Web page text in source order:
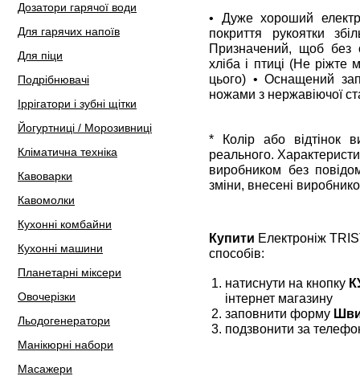
Дозатори гарячої води
Для гарячих напоїв
Для піци
Подрібнювачі
Іррігатори і зубні щітки
Йогуртниці / Морозивниці
Кліматична техніка
Кавоварки
Кавомолки
Кухонні комбайни
Кухонні машини
Планетарні міксери
Овочерізки
Льодогенератори
Манікюрні набори
Масажери
• Дуже хороший
покриття рукоятки
Призначений, щоб без
хліба і птиці (Не
цього) • Оснащений
ножами з нержавіючої
* Колір або відтінок
реального.
виробником без
зміни, внесені
Купити Електроніж
способів:
натиснути на кнопку
інтернет магазину
заповнити форму
подзвонити за